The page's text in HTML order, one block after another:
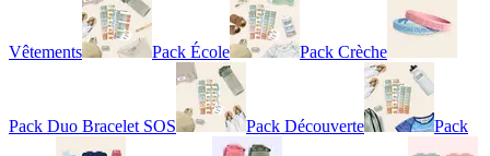
Vêtements Pack École Pack Crèche
Pack Duo Bracelet SOS Pack Découverte Pack